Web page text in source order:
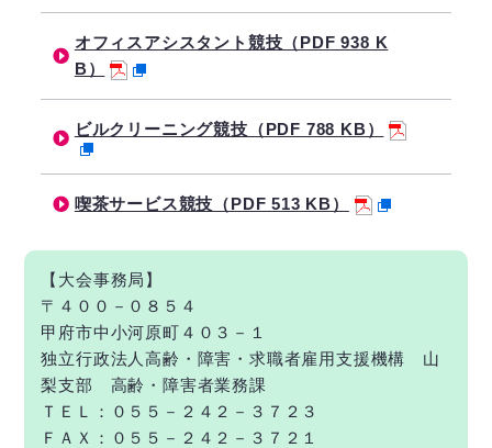
オフィスアシスタント競技（PDF 938 K
B）
ビルクリーニング競技（PDF 788 KB）
喫茶サービス競技（PDF 513 KB）
【大会事務局】
〒４００－０８５４
甲府市中小河原町４０３－１
独立行政法人高齢・障害・求職者雇用支援機構 山
梨支部 高齢・障害者業務課
ＴＥＬ：０５５－２４２－３７２３
ＦＡＸ：０５５－２４２－３７２１